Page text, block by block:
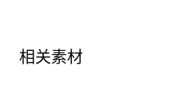
相关素材